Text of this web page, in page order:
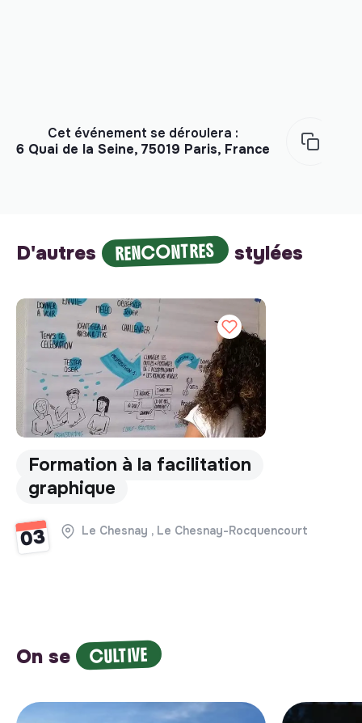
Cet événement se déroulera :
6 Quai de la Seine, 75019 Paris, France
D'autres RENCONTRES stylées
Formation à la facilitation
graphique
03 Le Chesnay , Le Chesnay-Rocquencourt
On se CULTIVE